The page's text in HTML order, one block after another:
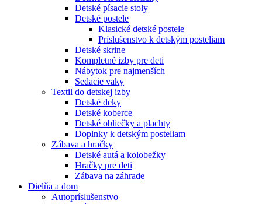
Detské písacie stoly
Detské postele
Klasické detské postele
Príslušenstvo k detským posteliam
Detské skrine
Kompletné izby pre deti
Nábytok pre najmenších
Sedacie vaky
Textil do detskej izby
Detské deky
Detské koberce
Detské obliečky a plachty
Doplnky k detským posteliam
Zábava a hračky
Detské autá a kolobežky
Hračky pre deti
Zábava na záhrade
Dielňa a dom
Autopríslušenstvo